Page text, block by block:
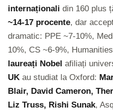
internaționali din 160 plus
~14-17 procente, dar
dramatic: PPE ~7-10%,
10%, CS ~6-9%,
laureați Nobel afiliați
UK au studiat la Oxford:
Blair, David Cameron,
Liz Truss, Rishi Sunak,